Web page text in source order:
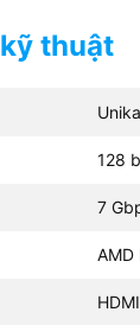
thuật
Unika
128
7
AMD